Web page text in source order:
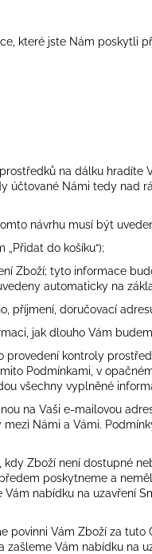
které jste Nám poskytli
na dálku hradíte
Námi tedy nad
návrhu musí být
do košíku“);
Zboží; tyto informace
automaticky na
příjmení, doručovací
jak dlouho Vám
kontroly
Podmínkami, v
všechny vyplněné
na Vaši e-mailovou
Námi a Vámi.
Zboží není dostupné
poskytneme a
nabídku na uzavření
povinni Vám Zboží za
Vám nabídku na